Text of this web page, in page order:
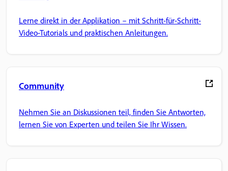
Lerne direkt in der Applikation – mit Schritt-für-Schritt-
Video-Tutorials und praktischen Anleitungen.
Community
Nehmen Sie an Diskussionen teil, finden Sie Antworten,
lernen Sie von Experten und teilen Sie Ihr Wissen.